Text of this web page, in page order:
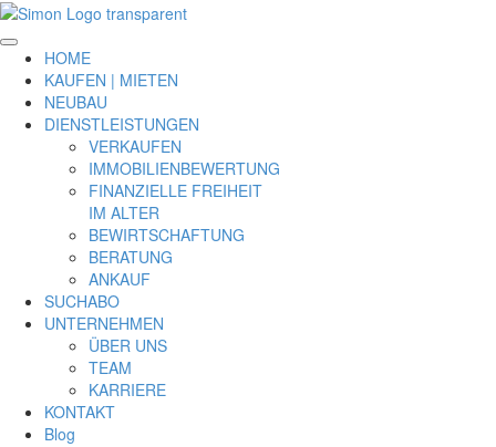
HOME
KAUFEN | MIETEN
NEUBAU
DIENSTLEISTUNGEN
VERKAUFEN
IMMOBILIENBEWERTUNG
FINANZIELLE FREIHEIT
IM ALTER
BEWIRTSCHAFTUNG
BERATUNG
ANKAUF
SUCHABO
UNTERNEHMEN
ÜBER UNS
TEAM
KARRIERE
KONTAKT
Blog